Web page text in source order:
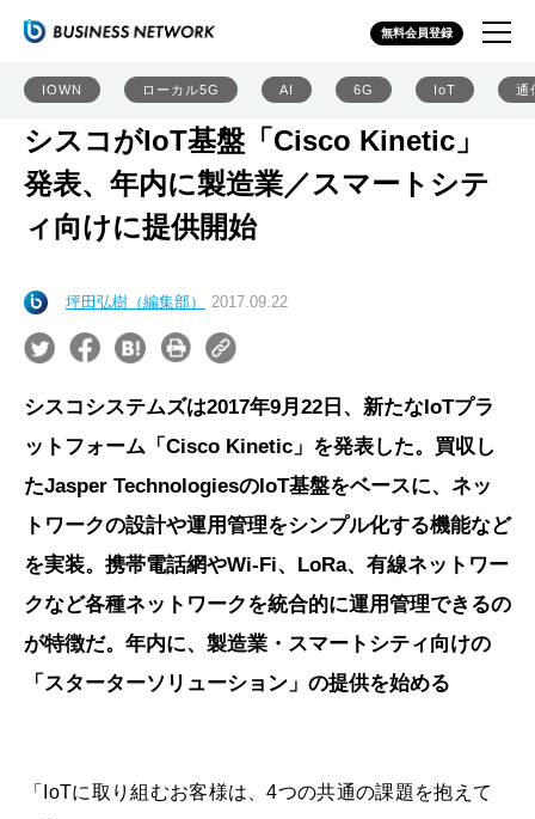
無料会員登録
IOWN ローカル5G AI 6G IoT 通
シスコがIoT基盤「Cisco Kinetic」
発表、年内に製造業／スマートシテ
ィ向けに提供開始
坪田弘樹（編集部） 2017.09.22
シスコシステムズは2017年9月22日、新たなIoTプラ
ットフォーム「Cisco Kinetic」を発表した。買収し
たJasper TechnologiesのIoT基盤をベースに、ネッ
トワークの設計や運用管理をシンプル化する機能など
を実装。携帯電話網やWi-Fi、LoRa、有線ネットワー
クなど各種ネットワークを統合的に運用管理できるの
が特徴だ。年内に、製造業・スマートシティ向けの
「スターターソリューション」の提供を始める
「IoTに取り組むお客様は、4つの共通の課題を抱えて